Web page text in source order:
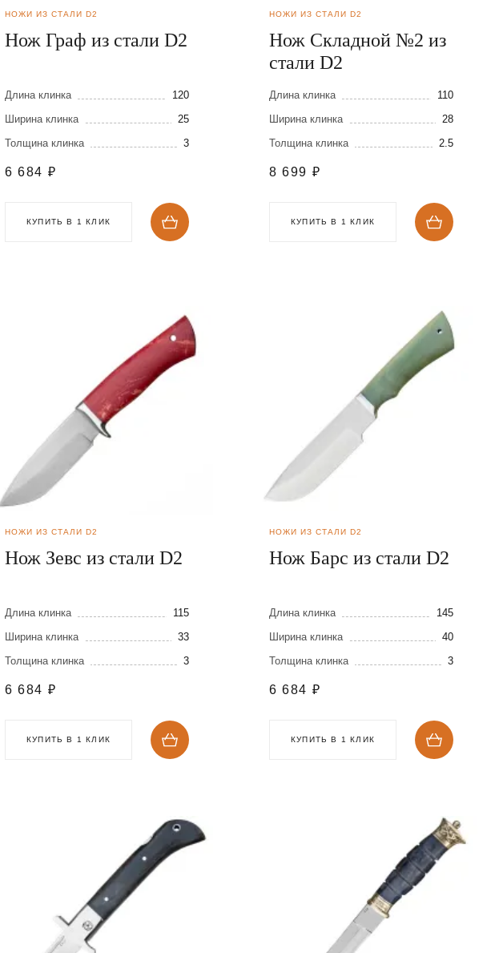
НОЖИ ИЗ СТАЛИ D2
Нож Граф из стали D2
Длина клинка
120
Ширина клинка
25
Толщина клинка
3
6 684 ₽
КУПИТЬ В 1 КЛИК
НОЖИ ИЗ СТАЛИ D2
Нож Складной №2 из
стали D2
Длина клинка
110
Ширина клинка
28
Толщина клинка
2.5
8 699 ₽
КУПИТЬ В 1 КЛИК
НОЖИ ИЗ СТАЛИ D2
Нож Зевс из стали D2
Длина клинка
115
Ширина клинка
33
Толщина клинка
3
6 684 ₽
КУПИТЬ В 1 КЛИК
НОЖИ ИЗ СТАЛИ D2
Нож Барс из стали D2
Длина клинка
145
Ширина клинка
40
Толщина клинка
3
6 684 ₽
КУПИТЬ В 1 КЛИК